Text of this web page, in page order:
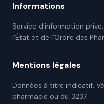
Informations
Service d'information
l'État et de l'Ordre des
Mentions légales
Données à titre indicatif.
pharmacie ou du 3237.